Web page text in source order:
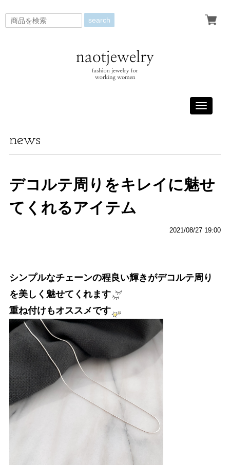
search
Toggle
news
デコルテ周りをキレイに魅せ
てくれるアイテム
2021/08/27 19:00
シンプルなチェーンの程良い輝きがデコルテ周り
を美しく魅せてくれます
重ね付けもオススメです